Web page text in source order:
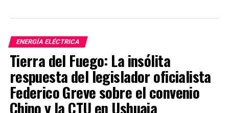
ENERGÍA ELÉCTRICA
Tierra del Fuego: La insólita
respuesta del legislador oficialista
Federico Greve sobre el convenio
Chino y la CTU en Ushuaia